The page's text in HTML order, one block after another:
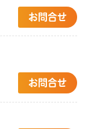
お問合せ
お問合せ